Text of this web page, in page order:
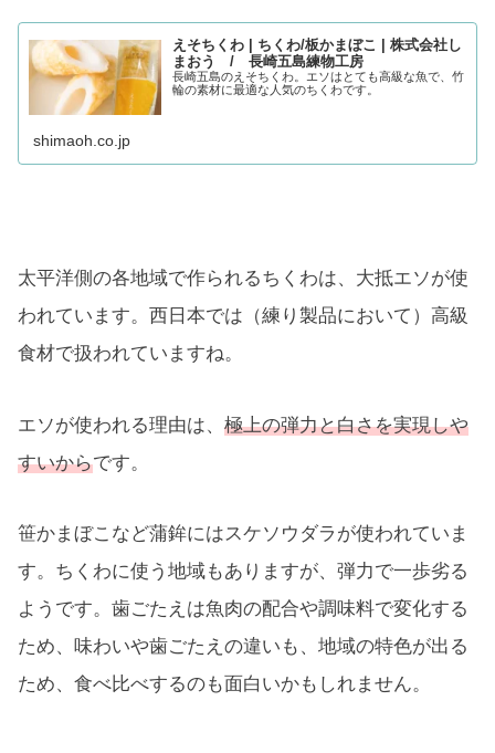
えそちくわ | ちくわ/板かまぼこ | 株式会社し
まおう / 長崎五島練物工房
長崎五島のえそちくわ。エソはとても高級な魚で、竹
輪の素材に最適な人気のちくわです。
shimaoh.co.jp
太平洋側の各地域で作られるちくわは、大抵エソが使
われています。西日本では（練り製品において）高級
食材で扱われていますね。
エソが使われる理由は、 極上の弾力と白さを実現しや
すいからです。
笹かまぼこなど蒲鉾にはスケソウダラが使われていま
す。ちくわに使う地域もありますが、弾力で一歩劣る
ようです。歯ごたえは魚肉の配合や調味料で変化する
ため、味わいや歯ごたえの違いも、地域の特色が出る
ため、食べ比べするのも面白いかもしれません。